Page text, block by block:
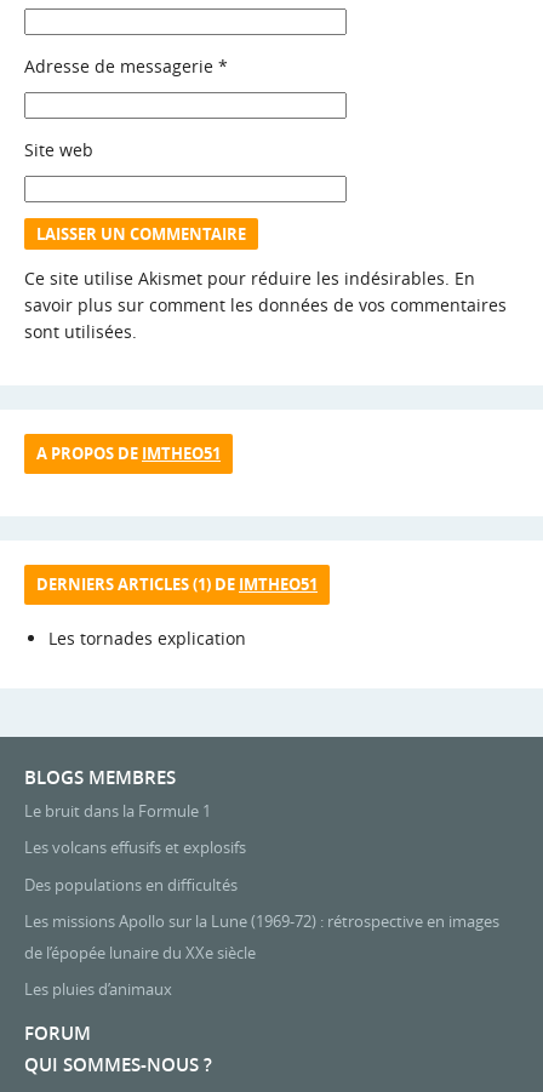
Adresse de messagerie *
Site web
Ce site utilise Akismet pour réduire les indésirables. En
savoir plus sur comment les données de vos commentaires
sont utilisées.
A PROPOS DE IMTHEO51
DERNIERS ARTICLES (1) DE IMTHEO51
Les tornades explication
BLOGS MEMBRES
Le bruit dans la Formule 1
Les volcans effusifs et explosifs
Des populations en difficultés
Les missions Apollo sur la Lune (1969-72) : rétrospective en images
de l’épopée lunaire du XXe siècle
Les pluies d’animaux
FORUM
QUI SOMMES-NOUS ?